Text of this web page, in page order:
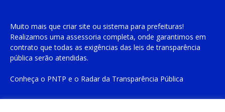
Muito mais que criar site ou sistema para prefeituras!
Realizamos uma assessoria completa, onde garantimos em
contrato que todas as exigências das leis de transparência
pública serão atendidas.
Conheça o PNTP e o Radar da Transparência Pública